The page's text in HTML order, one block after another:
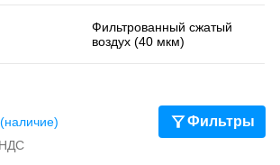
Фильтрованный сжатый
воздух (40 мкм)
НДС
Фильтры